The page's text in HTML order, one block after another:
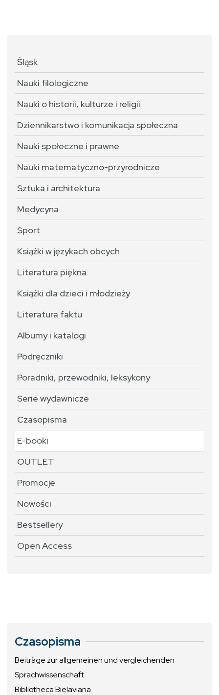
Śląsk
Nauki filologiczne
Nauki o historii, kulturze i religii
Dziennikarstwo i komunikacja społeczna
Nauki społeczne i prawne
Nauki matematyczno-przyrodnicze
Sztuka i architektura
Medycyna
Sport
Książki w językach obcych
Literatura piękna
Książki dla dzieci i młodzieży
Literatura faktu
Albumy i katalogi
Podręczniki
Poradniki, przewodniki, leksykony
Serie wydawnicze
Czasopisma
E-booki
OUTLET
Promocje
Nowości
Bestsellery
Open Access
Czasopisma
Beiträge zur allgemeinen und vergleichenden
Sprachwissenschaft
Bibliotheca Bielaviana